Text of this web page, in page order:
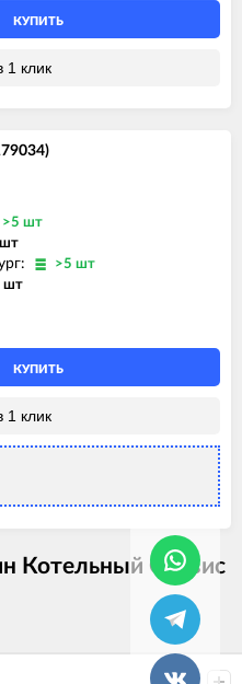
КУПИТЬ
1 клик
>5 шт
>5 шт
шт
КУПИТЬ
1 клик
Котельный Сервис